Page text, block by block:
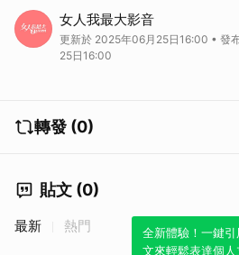
婚禮對新人來說是神聖而重要的時刻，而
的氣氛。不小心的行為可能引發尷尬場面！
奈的婚禮賓客NG行為，避免在大喜之日踩
略的細節，藍色系的服飾可能暗藏特殊意
女人我最大影音
更新於 2025年06月25日16:00 • 發
25日16:00
轉發 (0)
貼文 (0)
全新體驗！一鍵
文來輕鬆表達個人
最新 熱門